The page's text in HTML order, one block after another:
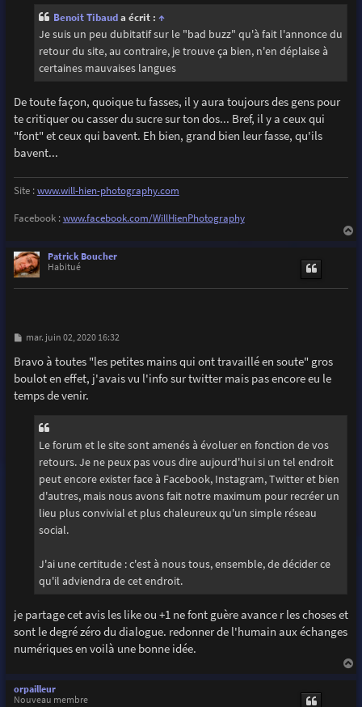
Benoit Tibauda écrit : ↑
Je suis un peu dubitatif sur le "bad buzz" qu'à fait l'annonce du
retour du site, au contraire, je trouve ça bien, n'en déplaise à
certaines mauvaises langues
De toute façon, quoique tu fasses, il y aura toujours des gens pour
te critiquer ou casser du sucre sur ton dos... Bref, il y a ceux qui
"font" et ceux qui bavent. Eh bien, grand bien leur fasse, qu'ils
bavent...
Site :www.will-hien-photography.com
Facebook :www.facebook.com/WillHienPhotography
Patrick Boucher
Habitué
M
s
s
a
e
mar. juin 02, 2020 16:32
Bravo à toutes "les petites mains qui ont travaillé en soute" gros
boulot en effet, j'avais vu l'info sur twitter mais pas encore eu le
temps de venir.
Le forum et le site sont amenés à évoluer en fonction de vos
retours. Je ne peux pas vous dire aujourd'hui si un tel endroit
peut encore exister face à Facebook, Instagram, Twitter et bien
d'autres, mais nous avons fait notre maximum pour recréer un
lieu plus convivial et plus chaleureux qu'un simple réseau
social.
J'ai une certitude : c'est à nous tous, ensemble, de décider ce
qu'il adviendra de cet endroit.
je partage cet avis les like ou +1 ne font guère avance r les choses et
sont le degré zéro du dialogue. redonner de l'humain aux échanges
numériques en voilà une bonne idée.
orpailleur
Nouveau membre